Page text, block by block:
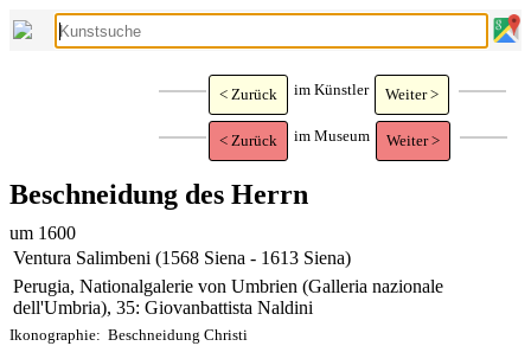
< Zurück im Künstler Weiter >
< Zurück im Museum Weiter >
Beschneidung des Herrn
um 1600
Ventura Salimbeni (1568 Siena - 1613 Siena)
Perugia, Nationalgalerie von Umbrien (Galleria nazionale
dell'Umbria), 35: Giovanbattista Naldini
Ikonographie: Beschneidung Christi